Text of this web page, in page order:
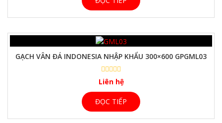
GẠCH VÂN ĐÁ INDONESIA NHẬP KHẨU 300×600 GPGML03
Liên hệ
ĐỌC TIẾP